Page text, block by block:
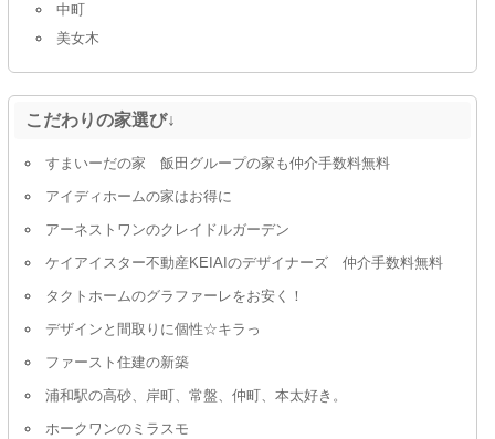
中町
美女木
こだわりの家選び↓
すまいーだの家 飯田グループの家も仲介手数料無料
アイディホームの家はお得に
アーネストワンのクレイドルガーデン
ケイアイスター不動産KEIAIのデザイナーズ 仲介手数料無料
タクトホームのグラファーレをお安く！
デザインと間取りに個性☆キラっ
ファースト住建の新築
浦和駅の高砂、岸町、常盤、仲町、本太好き。
ホークワンのミラスモ